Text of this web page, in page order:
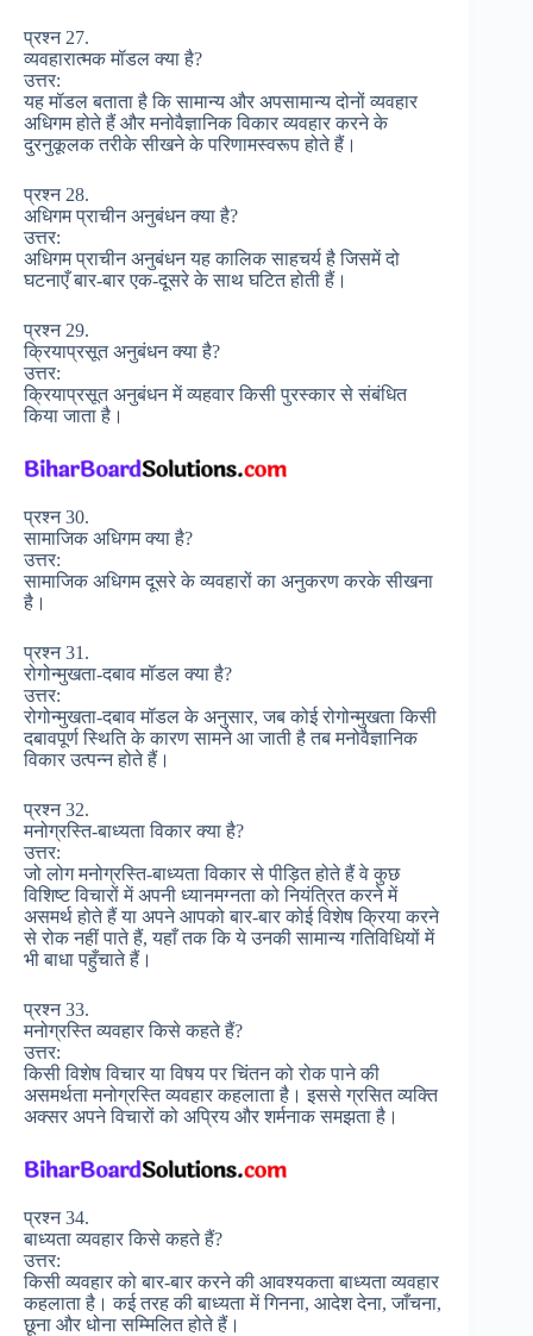
प्रश्न 27.
व्यवहारात्मक मॉडल क्या है?
उत्तर:
यह मॉडल बताता है कि सामान्य और अपसामान्य दोनों व्यवहार
अधिगम होते हैं और मनोवैज्ञानिक विकार व्यवहार करने के
दुरनुकूलक तरीके सीखने के परिणामस्वरूप होते हैं।
प्रश्न 28.
अधिगम प्राचीन अनुबंधन क्या है?
उत्तर:
अधिगम प्राचीन अनुबंधन यह कालिक साहचर्य है जिसमें दो
घटनाएँ बार-बार एक-दूसरे के साथ घटित होती हैं।
प्रश्न 29.
क्रियाप्रसूत अनुबंधन क्या है?
उत्तर:
क्रियाप्रसूत अनुबंधन में व्यहवार किसी पुरस्कार से संबंधित
किया जाता है।
प्रश्न 30.
सामाजिक अधिगम क्या है?
उत्तर:
सामाजिक अधिगम दूसरे के व्यवहारों का अनुकरण करके सीखना
है।
प्रश्न 31.
रोगोन्मुखता-दबाव मॉडल क्या है?
उत्तर:
रोगोन्मुखता-दबाव मॉडल के अनुसार, जब कोई रोगोन्मुखता किसी
दबावपूर्ण स्थिति के कारण सामने आ जाती है तब मनोवैज्ञानिक
विकार उत्पन्न होते हैं।
प्रश्न 32.
मनोग्रस्ति-बाध्यता विकार क्या है?
उत्तर:
जो लोग मनोग्रस्ति-बाध्यता विकार से पीड़ित होते हैं वे कुछ
विशिष्ट विचारों में अपनी ध्यानमग्नता को नियंत्रित करने में
असमर्थ होते हैं या अपने आपको बार-बार कोई विशेष क्रिया करने
से रोक नहीं पाते हैं, यहाँ तक कि ये उनकी सामान्य गतिविधियों में
भी बाधा पहुँचाते हैं।
प्रश्न 33.
मनोग्रस्ति व्यवहार किसे कहते हैं?
उत्तर:
किसी विशेष विचार या विषय पर चिंतन को रोक पाने की
असमर्थता मनोग्रस्ति व्यवहार कहलाता है। इससे ग्रसित व्यक्ति
अक्सर अपने विचारों को अप्रिय और शर्मनाक समझता है।
प्रश्न 34.
बाध्यता व्यवहार किसे कहते हैं?
उत्तर:
किसी व्यवहार को बार-बार करने की आवश्यकता बाध्यता व्यवहार
कहलाता है। कई तरह की बाध्यता में गिनना, आदेश देना, जाँचना,
छूना और धोना सम्मिलित होते हैं।